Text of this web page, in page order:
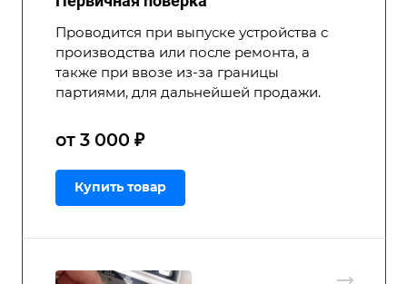
Проводится при выпуске устройства с
производства или после ремонта, а
также при ввозе из-за границы
партиями, для дальнейшей продажи.
от 3 000 ₽
Купить товар